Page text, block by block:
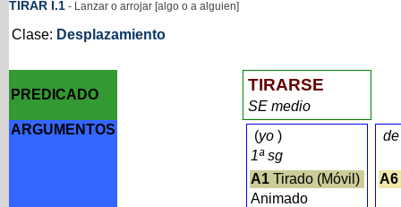
TIRAR I.1- Lanzar o arrojar [algo o a alguien]
Clase: Desplazamiento
PREDICADO
TIRARSE
SE medio
ARGUMENTOS
(yo)
1ª sg
A1Tirado (Móvil)
Animado
A6